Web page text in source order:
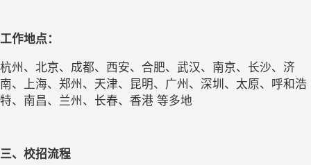
工作地点 ：
杭州、北京、成都、西安、合肥、武汉、南京、长沙、济
南、上海、郑州、天津、昆明、广州、深圳、太原、呼和浩
特、南昌、兰州、长春、香港 等多地
三、校招流程